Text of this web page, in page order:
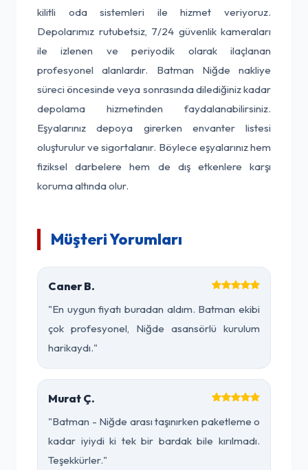
kilitli oda sistemleri ile hizmet veriyoruz.
Depolarımız rutubetsiz, 7/24 güvenlik kameraları
ile izlenen ve periyodik olarak ilaçlanan
profesyonel alanlardır. Batman Niğde nakliye
süreci öncesinde veya sonrasında dilediğiniz kadar
depolama hizmetinden faydalanabilirsiniz.
Eşyalarınız depoya girerken envanter listesi
oluşturulur ve sigortalanır. Böylece eşyalarınız hem
fiziksel darbelere hem de dış etkenlere karşı
koruma altında olur.
Müşteri Yorumları
Caner B.
"En uygun fiyatı buradan aldım. Batman ekibi
çok profesyonel, Niğde asansörlü kurulum
harikaydı."
Murat Ç.
"Batman - Niğde arası taşınırken paketleme o
kadar iyiydi ki tek bir bardak bile kırılmadı.
Teşekkürler."